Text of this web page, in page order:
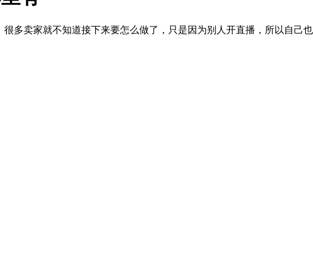
多卖家就不知道接下来要怎么做了，只是因为别人开直播，所以自己也